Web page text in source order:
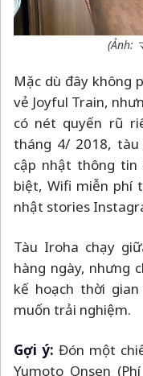
(Ảnh:
Mặc dù đây không
vẻ Joyful Train,
có nét quyến rũ
tháng 4/ 2018,
cập nhật thông tin
biệt, Wifi miễn phí
nhật stories
Tàu Iroha chạy
hàng ngày, nhưng
kế hoạch thời
muốn trải nghiệm.
Gợi ý: Đón một
Yumoto Onsen